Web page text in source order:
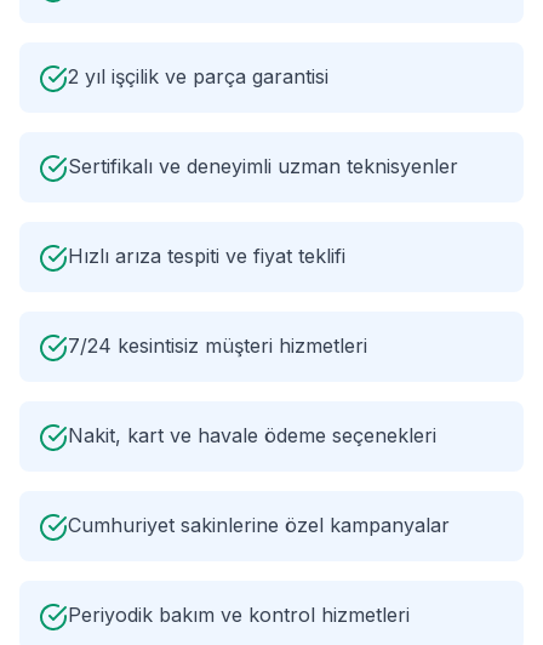
2 yıl işçilik ve parça garantisi
Sertifikalı ve deneyimli uzman teknisyenler
Hızlı arıza tespiti ve fiyat teklifi
7/24 kesintisiz müşteri hizmetleri
Nakit, kart ve havale ödeme seçenekleri
Cumhuriyet sakinlerine özel kampanyalar
Periyodik bakım ve kontrol hizmetleri